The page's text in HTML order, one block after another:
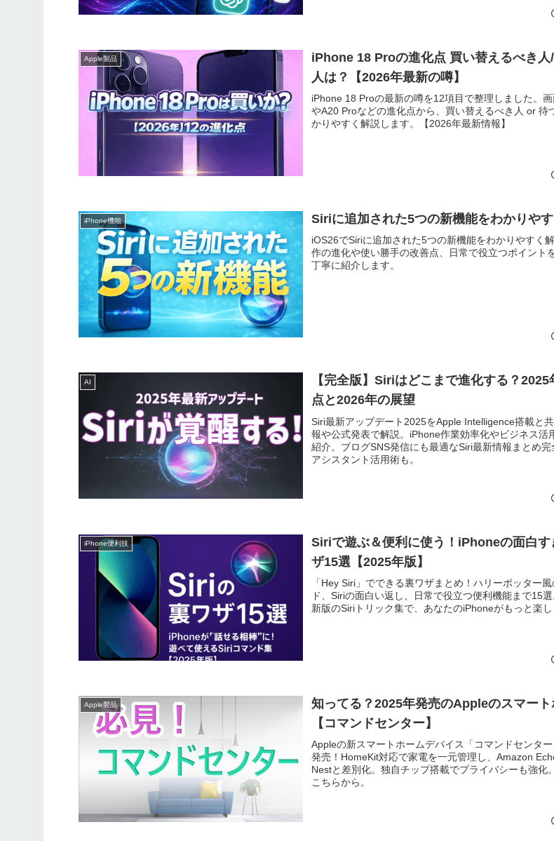
Apple製品
iPhone 18 Proの進化点 買い替えるべき人
人は？【2026年最新の噂】
iPhone 18 Proの最新の噂を12項目で整理しました。
やA20 Proなどの進化点から、買い替えるべき人 or 待
かりやすく解説します。【2026年最新情報】
iPhone機能 Siriに追加された5つの新機能をわかりや
iOS26でSiriに追加された5つの新機能をわかりやすく
作の進化や使い勝手の改善点、日常で役立つポイント
丁寧に紹介します。
AI
【完全版】Siriはどこまで進化する？2025
点と2026年の展望
Siri最新アップデート2025をApple Intelligence搭載と
報や公式発表で解説。iPhone作業効率化やビジネス活
紹介。ブログSNS発信にも最適なSiri最新情報まとめ完
アシスタント活用術も。
iPhone便利技
Siriで遊ぶ＆便利に使う！iPhoneの面白す
ザ15選【2025年版】
「Hey Siri」でできる裏ワザまとめ！ハリーポッター
ド、Siriの面白い返し、日常で役立つ便利機能まで15
新版のSiriトリック集で、あなたのiPhoneがもっと楽し
Apple製品
知ってる？2025年発売のAppleのスマート
【コマンドセンター】
Appleの新スマートホームデバイス「コマンドセンタ
発売！HomeKit対応で家電を一元管理し、Amazon
Nestと差別化。独自チップ搭載でプライバシーも強化
こちらから。